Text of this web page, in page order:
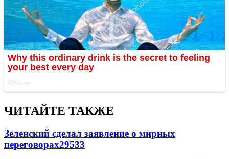
ЧИТАЙТЕ ТАКЖЕ
Зеленский сделал заявление о мирных
переговорах29533